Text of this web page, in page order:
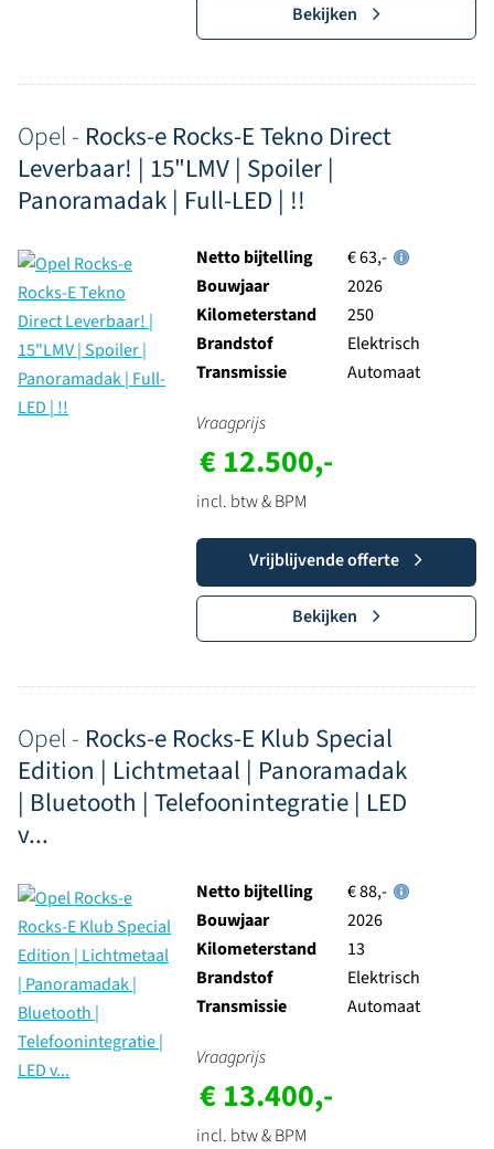
Bekijken
Opel - Rocks-e Rocks-E Tekno Direct
Leverbaar! | 15"LMV | Spoiler |
Panoramadak | Full-LED | !!
Netto bijtelling
€ 63,-
Bouwjaar
2026
Kilometerstand
250
Brandstof
Elektrisch
Transmissie
Automaat
Vraagprijs
€ 12.500,-
incl. btw & BPM
Vrijblijvende offerte
Bekijken
Opel - Rocks-e Rocks-E Klub Special
Edition | Lichtmetaal | Panoramadak
| Bluetooth | Telefoonintegratie | LED
v...
Netto bijtelling
€ 88,-
Bouwjaar
2026
Kilometerstand
13
Brandstof
Elektrisch
Transmissie
Automaat
Vraagprijs
€ 13.400,-
incl. btw & BPM